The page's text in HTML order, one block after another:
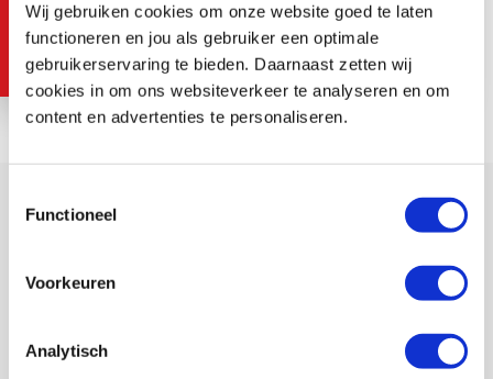
Wij gebruiken cookies om onze website goed te laten
functioneren en jou als gebruiker een optimale
gebruikerservaring te bieden. Daarnaast zetten wij
cookies in om ons websiteverkeer te analyseren en om
content en advertenties te personaliseren.
Functioneel
Voorkeuren
Analytisch
Printwerk